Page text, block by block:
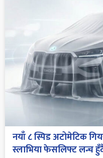
नयाँ ८ स्पिड अटोमेटिक
स्लाभिया फेसलिफ्ट लन्च